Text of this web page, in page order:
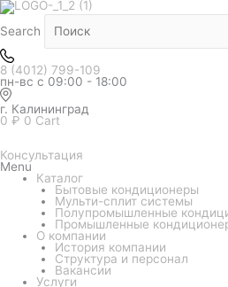
Search
8 (4012) 799-109
пн-вс с 09:00 - 18:00
г. Калининград
0 ₽ 0 Cart
Консультация
Menu
Каталог
Бытовые кондиционеры
Мульти-сплит системы
Полупромышленные
Промышленные
О компании
История компании
Структура и персонал
Вакансии
Услуги
Количество
товара
Наружный
блок
мульти
системы
Ballu
BA3OI-
FM/out-
27HN8/EU